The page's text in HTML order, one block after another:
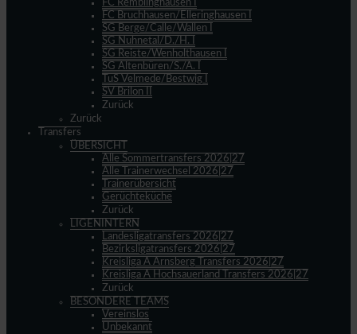
FC Remblinghausen I
FC Bruchhausen/Elleringhausen I
SG Berge/Calle/Wallen I
SG Nuhnetal/D./H. I
SG Reiste/Wenholthausen I
SG Altenbüren/S./A. I
TuS Velmede/Bestwig I
SV Brilon II
Zurück
Zurück
Transfers
ÜBERSICHT
Alle Sommertransfers 2026|27
Alle Trainerwechsel 2026|27
Trainerübersicht
Gerüchteküche
Zurück
LIGENINTERN
Landesligatransfers 2026|27
Bezirksligatransfers 2026|27
Kreisliga A Arnsberg Transfers 2026|27
Kreisliga A Hochsauerland Transfers 2026|27
Zurück
BESONDERE TEAMS
Vereinslos
Unbekannt